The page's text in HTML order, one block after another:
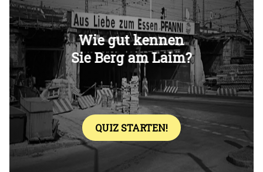
Überspringen